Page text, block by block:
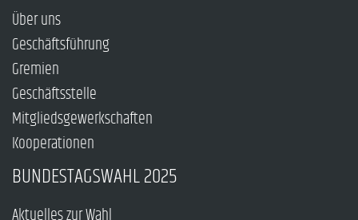
Über uns
Geschäftsführung
Gremien
Geschäftsstelle
Mitgliedsgewerkschaften
Kooperationen
BUNDESTAGSWAHL 2025